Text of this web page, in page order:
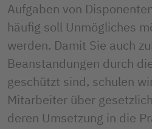
Aufgaben von
häufig soll Unmögliches
werden. Damit Sie auch
Beanstandungen durch
geschützt sind, schulen
Mitarbeiter über
deren Umsetzung in die